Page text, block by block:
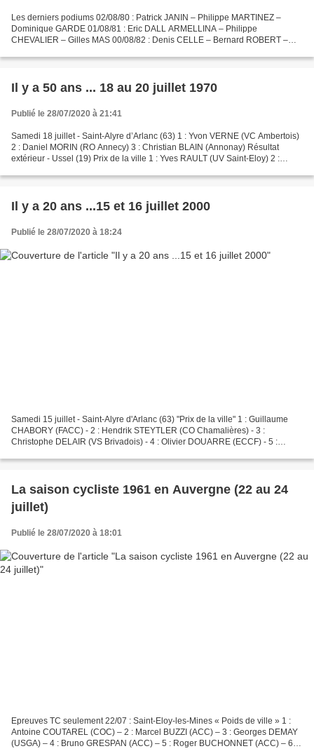
Les derniers podiums 02/08/80 : Patrick JANIN – Philippe MARTINEZ –
Dominique GARDE 01/08/81 : Eric DALL ARMELLINA – Philippe
CHEVALIER – Gilles MAS 00/08/82 : Denis CELLE – Bernard ROBERT –
Il y a 50 ans ... 18 au 20 juillet 1970
Publié le 28/07/2020 à 21:41
Samedi 18 juillet - Saint-Alyre d’Arlanc (63) 1 : Yvon VERNE (VC Ambertois)
2 : Daniel MORIN (RO Annecy) 3 : Christian BLAIN (Annonay) Résultat
extérieur - Ussel (19) Prix de la ville 1 : Yves RAULT (UV Saint-Eloy) 2 :
Il y a 20 ans ...15 et 16 juillet 2000
Publié le 28/07/2020 à 18:24
Samedi 15 juillet - Saint-Alyre d'Arlanc (63) "Prix de la ville" 1 : Guillaume
CHABORY (FACC) - 2 : Hendrik STEYTLER (CO Chamalières) - 3 :
Christophe DELAIR (VS Brivadois) - 4 : Olivier DOUARRE (ECCF) - 5 :
La saison cycliste 1961 en Auvergne (22 au 24
juillet)
Publié le 28/07/2020 à 18:01
Epreuves TC seulement 22/07 : Saint-Eloy-les-Mines « Poids de ville » 1 :
Antoine COUTAREL (COC) – 2 : Marcel BUZZI (ACC) – 3 : Georges DEMAY
(USGA) – 4 : Bruno GRESPAN (ACC) – 5 : Roger BUCHONNET (ACC) – 6 :